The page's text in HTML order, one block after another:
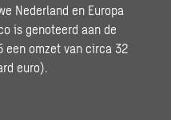
Nederland en Europa
is genoteerd aan de
een omzet van circa 32
euro).